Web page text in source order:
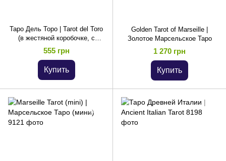
Таро Дель Торо | Tarot del Toro
(в жестяной коробочке, с
красным срезом)
555 грн
Купить
Golden Tarot of Marseille |
Золотое Марсельское Таро
1 270 грн
Купить